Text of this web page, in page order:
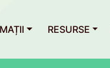
RESURSE